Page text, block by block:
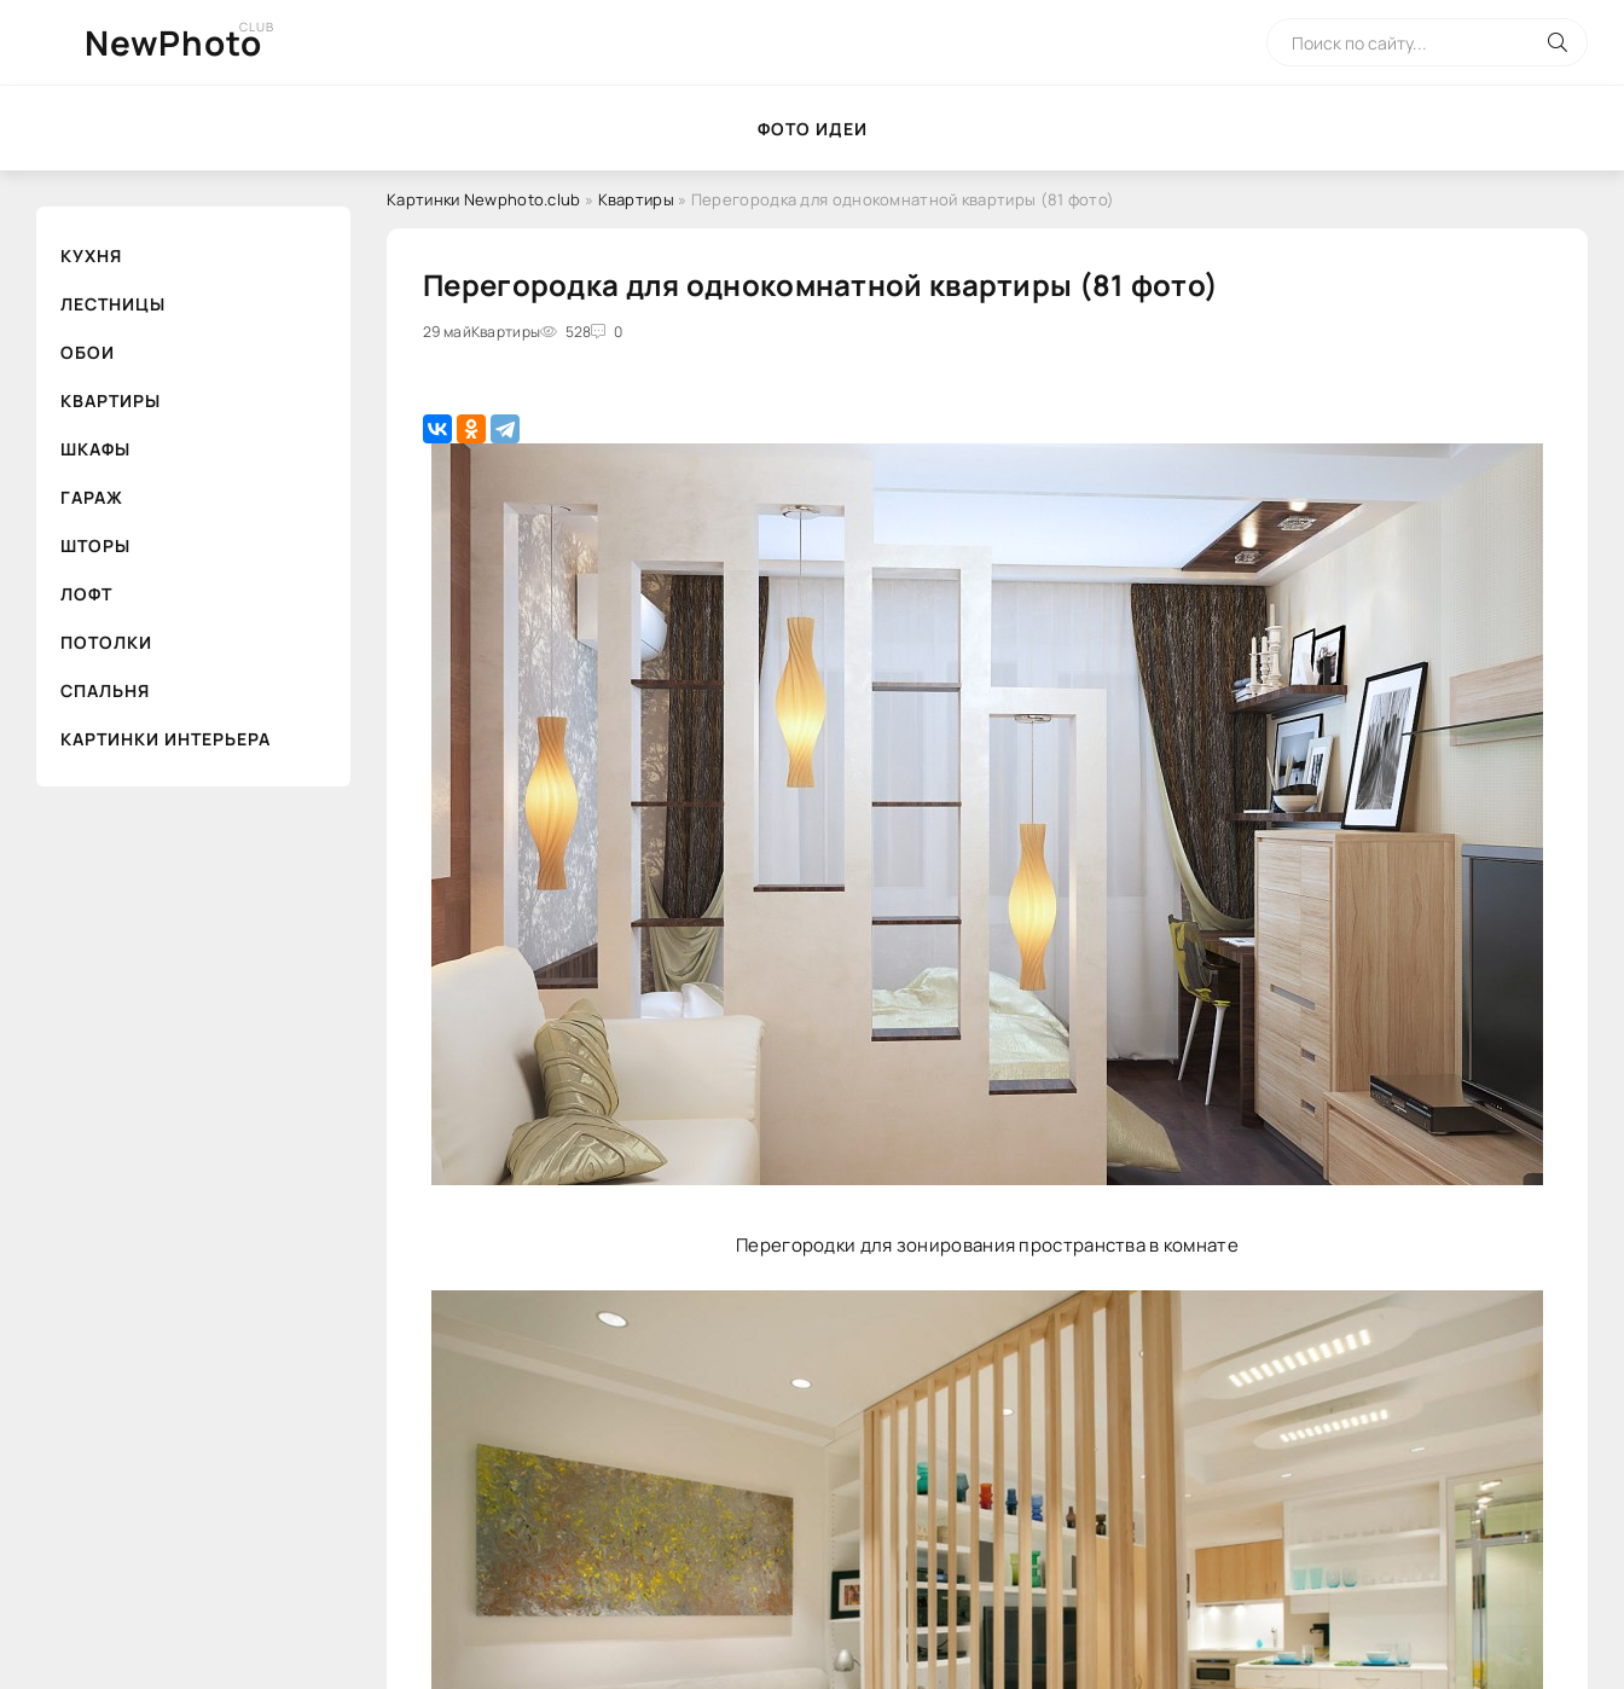
NewPhoto
CLUB
ФОТО ИДЕИ
КУХНЯ
ЛЕСТНИЦЫ
ОБОИ
КВАРТИРЫ
ШКАФЫ
ГАРАЖ
ШТОРЫ
ЛОФТ
ПОТОЛКИ
СПАЛЬНЯ
КАРТИНКИ ИНТЕРЬЕРА
Картинки Newphoto.club » Квартиры » Перегородка для однокомнатной квартиры (81 фото)
Перегородка для однокомнатной квартиры (81 фото)
29 майКвартиры 528 0
Перегородки для зонирования пространства в комнате